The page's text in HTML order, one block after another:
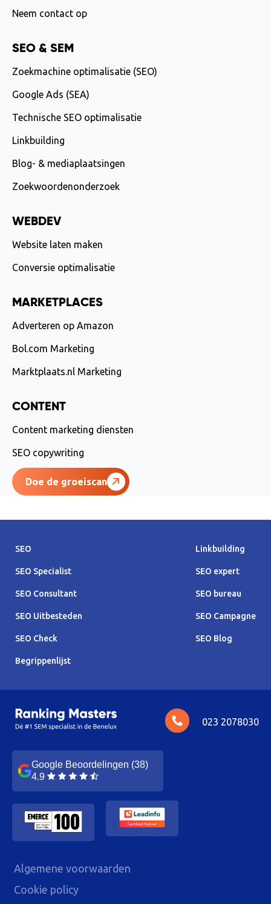
Neem contact op
SEO & SEM
Zoekmachine optimalisatie (SEO)
Google Ads (SEA)
Technische SEO optimalisatie
Linkbuilding
Blog- & mediaplaatsingen
Zoekwoordenonderzoek
WEBDEV
Website laten maken
Conversie optimalisatie
MARKETPLACES
Adverteren op Amazon
Bol.com Marketing
Marktplaats.nl Marketing
CONTENT
Content marketing diensten
SEO copywriting
Doe de groeiscan
SEO Linkbuilding
SEO Specialist SEO expert
SEO Consultant SEO bureau
SEO Uitbesteden SEO Campagne
SEO Check SEO Blog
Begrippenlijst
023 2078030
Google Beoordelingen (38)
4.9
Algemene voorwaarden
Cookie policy